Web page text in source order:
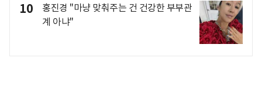
10
홍진경 "마냥 맞춰주는 건 건강한 부부관
계 아냐"